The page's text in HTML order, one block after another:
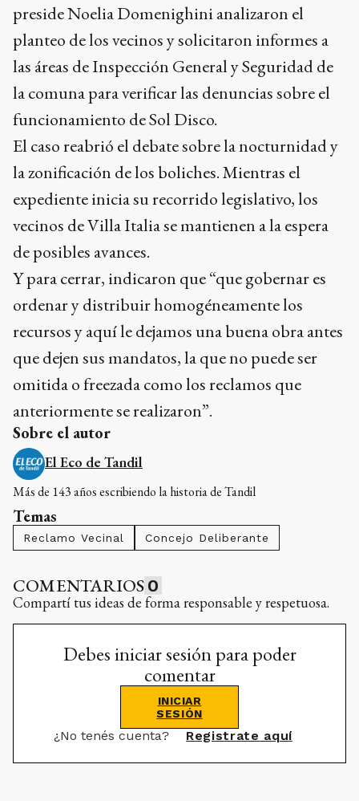
preside Noelia Domenighini analizaron el
planteo de los vecinos y solicitaron informes a
las áreas de Inspección General y Seguridad de
la comuna para verificar las denuncias sobre el
funcionamiento de Sol Disco.
El caso reabrió el debate sobre la nocturnidad y
la zonificación de los boliches. Mientras el
expediente inicia su recorrido legislativo, los
vecinos de Villa Italia se mantienen a la espera
de posibles avances.
Y para cerrar, indicaron que “que gobernar es
ordenar y distribuir homogéneamente los
recursos y aquí le dejamos una buena obra antes
que dejen sus mandatos, la que no puede ser
omitida o freezada como los reclamos que
anteriormente se realizaron”.
Sobre el autor
El Eco de Tandil
Más de 143 años escribiendo la historia de Tandil
Temas
Reclamo Vecinal Concejo Deliberante
COMENTARIOS 0
Compartí tus ideas de forma responsable y respetuosa.
Debes iniciar sesión para poder
comentar
INICIAR
SESIÓN
¿No tenés cuenta? Registrate aquí